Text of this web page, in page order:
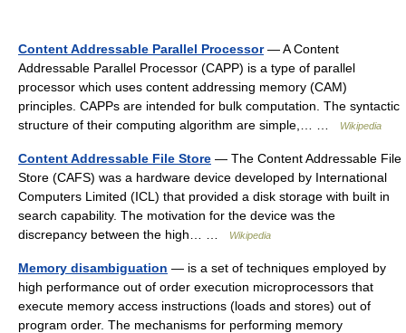
Content Addressable Parallel Processor— A Content
Addressable Parallel Processor (CAPP) is a type of parallel
processor which uses content addressing memory (CAM)
principles. CAPPs are intended for bulk computation. The syntactic
structure of their computing algorithm are simple,… …
Wikipedia
Content Addressable File Store — The Content Addressable File
Store (CAFS) was a hardware device developed by International
Computers Limited (ICL) that provided a disk storage with built in
search capability. The motivation for the device was the
discrepancy between the high… …
Wikipedia
Memory disambiguation — is a set of techniques employed by
high performance out of order execution microprocessors that
execute memory access instructions (loads and stores) out of
program order. The mechanisms for performing memory